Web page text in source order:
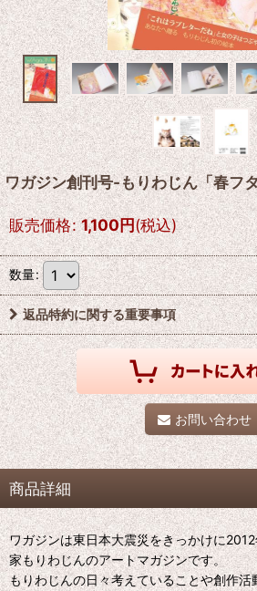
ワガジン創刊号-もりわじん「春フ
販売価格: 1,100円(税込)
数量:
返品特約に関する重要事項
お問い合わせ
商品詳細
ワガジンは東日本大震災をきっかけに
家もりわじんのアートマガジンです。
もりわじんの日々考えていることや創作